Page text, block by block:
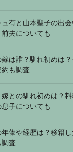
ュ有と山本聖子の出
前夫についても
嫁は誰？馴れ初めは
約も調査
嫁との馴れ初めは？
子についても
年俸や経歴は？移籍
調査